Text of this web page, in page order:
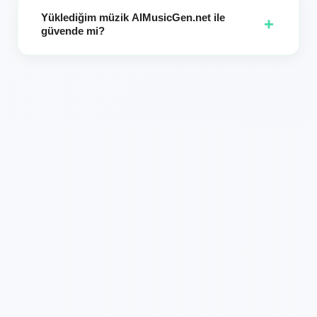
desteklemektedir. Lütfen ses dosyanızın bu formatlardan
birinde olduğundan emin olun.
Yüklediğim müzik AIMusicGen.net ile
güvende mi?
+